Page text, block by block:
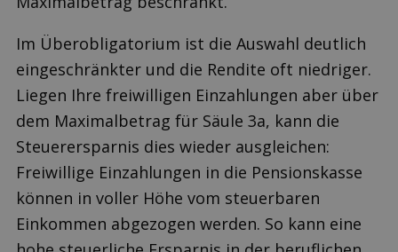
Im Überobligatorium ist die Auswahl deutlich
eingeschränkter und die Rendite oft niedriger.
Liegen Ihre freiwilligen Einzahlungen aber über
dem Maximalbetrag für Säule 3a, kann die
Steuerersparnis dies wieder ausgleichen:
Freiwillige Einzahlungen in die Pensionskasse
können in voller Höhe vom steuerbaren
Einkommen abgezogen werden. So kann eine